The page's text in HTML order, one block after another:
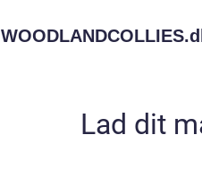
WOODLANDCOLLIES.
Lad dit